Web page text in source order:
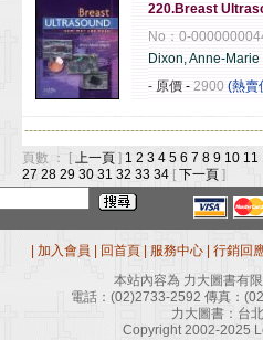
220.Breast
No：0-
Dixon, Anne-Marie
- 原價 - 2900 (熱賣
頁數 ： [ 上一頁 ] 1 2 3 4 5 6 7 8 9 10 11
27 28 29 30 31 32 33 34 [ 下一頁 ]
加入會員 回首頁 服務中心
行銷回
本站內容為 力大圖書有
電話： (02)2733-2592 傳真：
力大圖書：台
Copyright 2002-2025